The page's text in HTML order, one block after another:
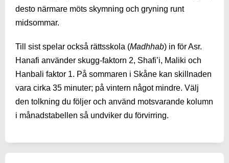
desto närmare möts skymning och gryning runt
midsommar.
Till sist spelar också rättsskola (Madhhab) in för Asr.
Hanafi använder skugg-faktorn 2, Shafi’i, Maliki och
Hanbali faktor 1. På sommaren i Skåne kan skillnaden
vara cirka 35 minuter; på vintern något mindre. Välj
den tolkning du följer och använd motsvarande kolumn
i månadstabellen så undviker du förvirring.